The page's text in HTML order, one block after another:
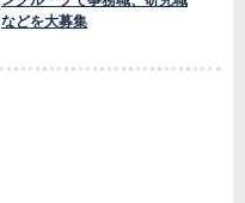
などを大募集